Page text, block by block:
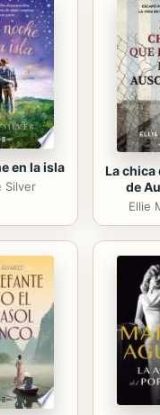
procesos de mediación
desde diversas
actividades
secuencias didácticas,
fortalecer las
estudiantes,
en la isla
Silver
La chica
de
Ellie